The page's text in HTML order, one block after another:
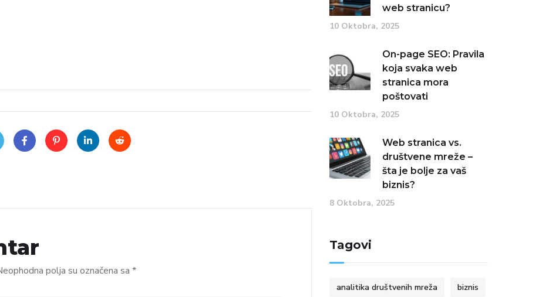
polja su označena sa *
web stranicu?
10 Oktobra, 2025
On-page SEO: Pravila
koja svaka web
stranica mora
poštovati
10 Oktobra, 2025
Web stranica vs.
društvene mreže –
šta je bolje za vaš
biznis?
8 Oktobra, 2025
Tagovi
analitika društvenih mreža biznis